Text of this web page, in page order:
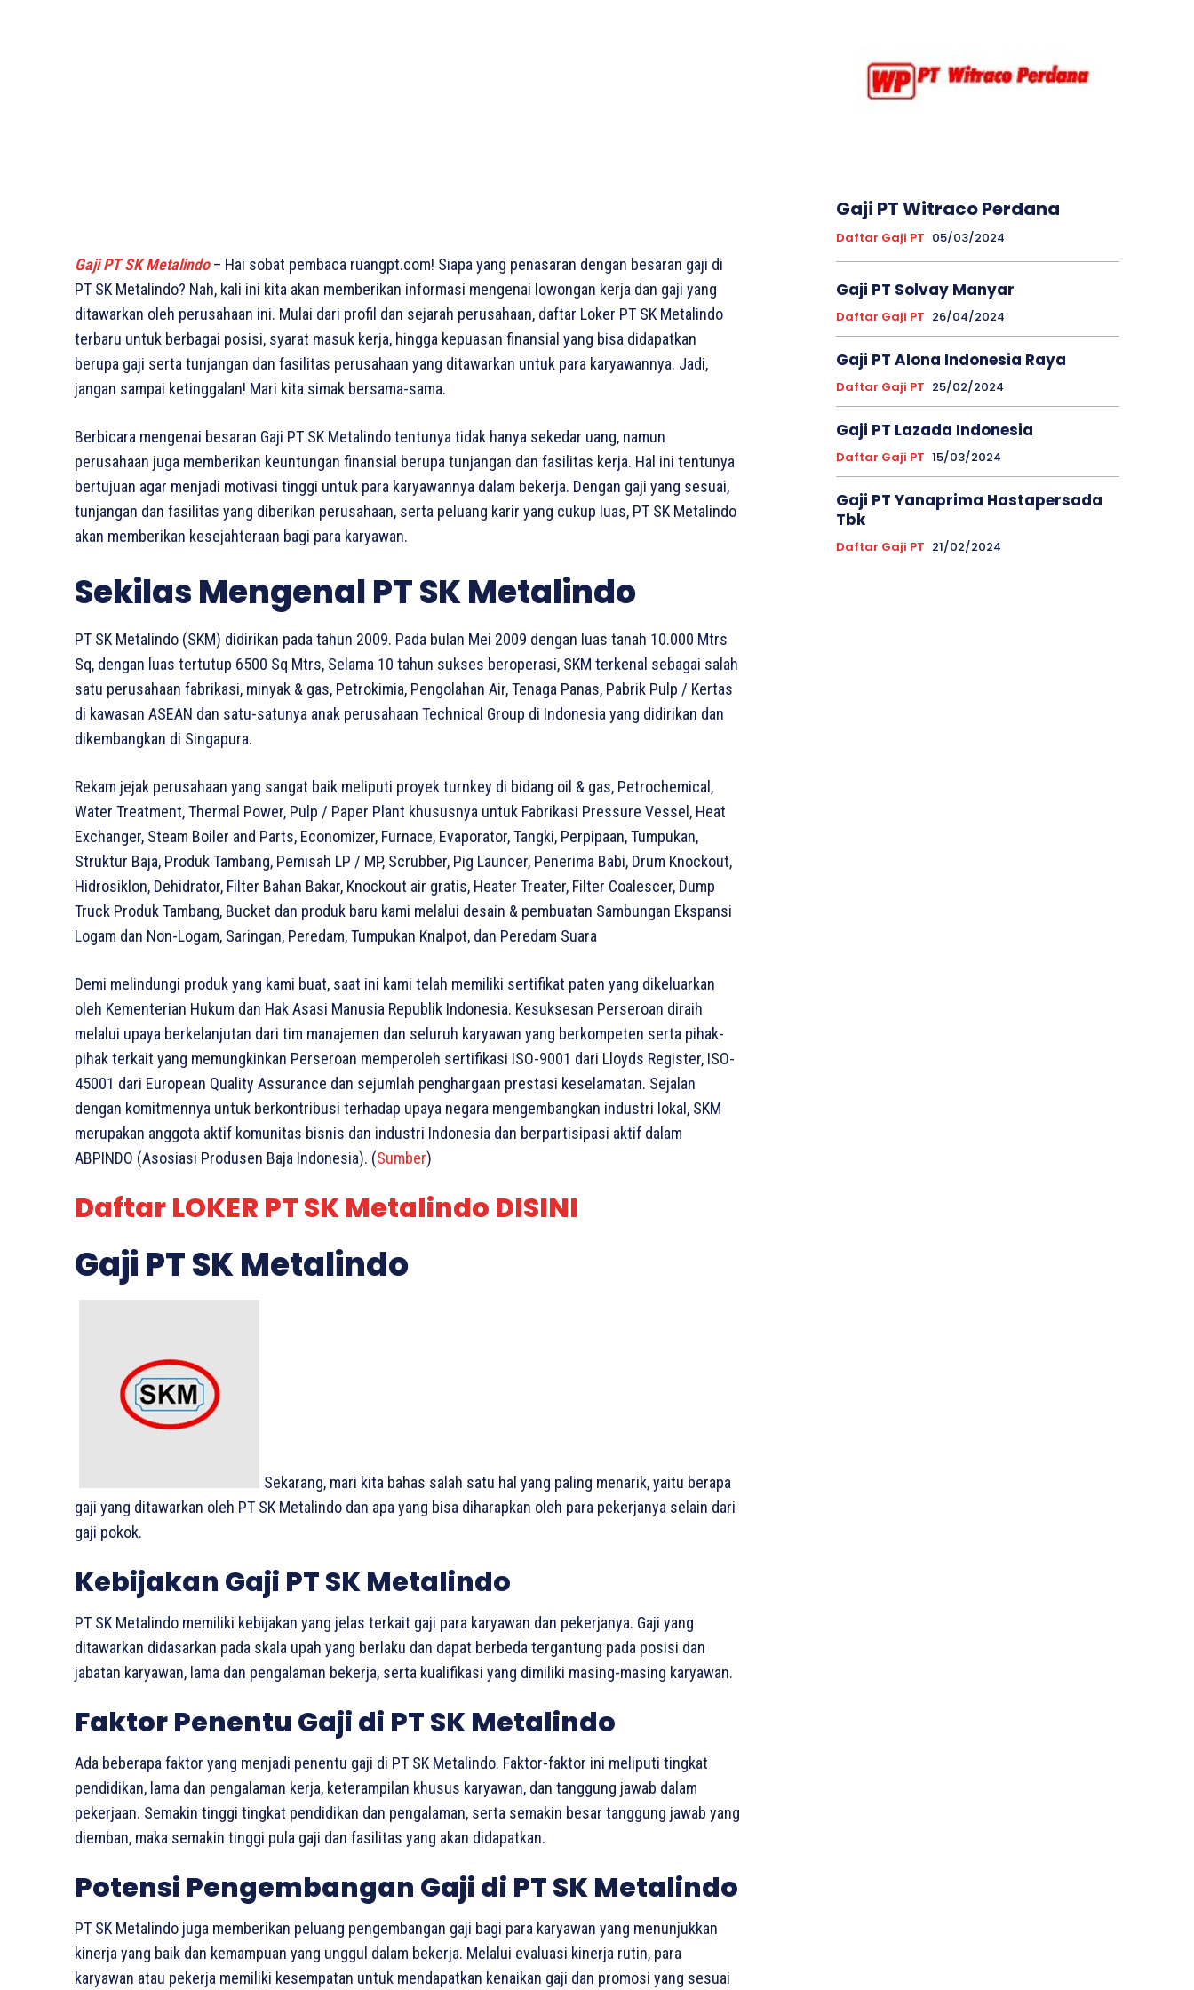
Gaji PT SK Metalindo– Hai sobat pembaca ruangpt.com! Siapa yang penasaran dengan besaran gaji di
PT SK Metalindo? Nah, kali ini kita akan memberikan informasi mengenai lowongan kerja dan gaji yang
ditawarkan oleh perusahaan ini. Mulai dari profil dan sejarah perusahaan, daftar Loker PT SK Metalindo
terbaru untuk berbagai posisi, syarat masuk kerja, hingga kepuasan finansial yang bisa didapatkan
berupa gaji serta tunjangan dan fasilitas perusahaan yang ditawarkan untuk para karyawannya. Jadi,
jangan sampai ketinggalan! Mari kita simak bersama-sama.
Berbicara mengenai besaran Gaji PT SK Metalindo tentunya tidak hanya sekedar uang, namun
perusahaan juga memberikan keuntungan finansial berupa tunjangan dan fasilitas kerja. Hal ini tentunya
bertujuan agar menjadi motivasi tinggi untuk para karyawannya dalam bekerja. Dengan gaji yang sesuai,
tunjangan dan fasilitas yang diberikan perusahaan, serta peluang karir yang cukup luas, PT SK Metalindo
akan memberikan kesejahteraan bagi para karyawan.
Sekilas Mengenal PT SK Metalindo
PT SK Metalindo (SKM) didirikan pada tahun 2009. Pada bulan Mei 2009 dengan luas tanah 10.000 Mtrs
Sq, dengan luas tertutup 6500 Sq Mtrs, Selama 10 tahun sukses beroperasi, SKM terkenal sebagai salah
satu perusahaan fabrikasi, minyak & gas, Petrokimia, Pengolahan Air, Tenaga Panas, Pabrik Pulp / Kertas
di kawasan ASEAN dan satu-satunya anak perusahaan Technical Group di Indonesia yang didirikan dan
dikembangkan di Singapura.
Rekam jejak perusahaan yang sangat baik meliputi proyek turnkey di bidang oil & gas, Petrochemical,
Water Treatment, Thermal Power, Pulp / Paper Plant khususnya untuk Fabrikasi Pressure Vessel, Heat
Exchanger, Steam Boiler and Parts, Economizer, Furnace, Evaporator, Tangki, Perpipaan, Tumpukan,
Struktur Baja, Produk Tambang, Pemisah LP / MP, Scrubber, Pig Launcer, Penerima Babi, Drum Knockout,
Hidrosiklon, Dehidrator, Filter Bahan Bakar, Knockout air gratis, Heater Treater, Filter Coalescer, Dump
Truck Produk Tambang, Bucket dan produk baru kami melalui desain & pembuatan Sambungan Ekspansi
Logam dan Non-Logam, Saringan, Peredam, Tumpukan Knalpot, dan Peredam Suara
Demi melindungi produk yang kami buat, saat ini kami telah memiliki sertifikat paten yang dikeluarkan
oleh Kementerian Hukum dan Hak Asasi Manusia Republik Indonesia. Kesuksesan Perseroan diraih
melalui upaya berkelanjutan dari tim manajemen dan seluruh karyawan yang berkompeten serta pihak-
pihak terkait yang memungkinkan Perseroan memperoleh sertifikasi ISO-9001 dari Lloyds Register, ISO-
45001 dari European Quality Assurance dan sejumlah penghargaan prestasi keselamatan. Sejalan
dengan komitmennya untuk berkontribusi terhadap upaya negara mengembangkan industri lokal, SKM
merupakan anggota aktif komunitas bisnis dan industri Indonesia dan berpartisipasi aktif dalam
ABPINDO (Asosiasi Produsen Baja Indonesia). (Sumber)
Daftar LOKER PT SK Metalindo DISINI
Gaji PT SK Metalindo
Sekarang, mari kita bahas salah satu hal yang paling menarik, yaitu berapa
gaji yang ditawarkan oleh PT SK Metalindo dan apa yang bisa diharapkan oleh para pekerjanya selain dari
gaji pokok.
Kebijakan Gaji PT SK Metalindo
PT SK Metalindo memiliki kebijakan yang jelas terkait gaji para karyawan dan pekerjanya. Gaji yang
ditawarkan didasarkan pada skala upah yang berlaku dan dapat berbeda tergantung pada posisi dan
jabatan karyawan, lama dan pengalaman bekerja, serta kualifikasi yang dimiliki masing-masing karyawan.
Faktor Penentu Gaji di PT SK Metalindo
Ada beberapa faktor yang menjadi penentu gaji di PT SK Metalindo. Faktor-faktor ini meliputi tingkat
pendidikan, lama dan pengalaman kerja, keterampilan khusus karyawan, dan tanggung jawab dalam
pekerjaan. Semakin tinggi tingkat pendidikan dan pengalaman, serta semakin besar tanggung jawab yang
diemban, maka semakin tinggi pula gaji dan fasilitas yang akan didapatkan.
Potensi Pengembangan Gaji di PT SK Metalindo
PT SK Metalindo juga memberikan peluang pengembangan gaji bagi para karyawan yang menunjukkan
kinerja yang baik dan kemampuan yang unggul dalam bekerja. Melalui evaluasi kinerja rutin, para
karyawan atau pekerja memiliki kesempatan untuk mendapatkan kenaikan gaji dan promosi yang sesuai
Gaji PT Witraco Perdana
Daftar Gaji PT 05/03/2024
Gaji PT Solvay Manyar
Daftar Gaji PT 26/04/2024
Gaji PT Alona Indonesia Raya
Daftar Gaji PT 25/02/2024
Gaji PT Lazada Indonesia
Daftar Gaji PT 15/03/2024
Gaji PT Yanaprima Hastapersada
Tbk
Daftar Gaji PT 21/02/2024